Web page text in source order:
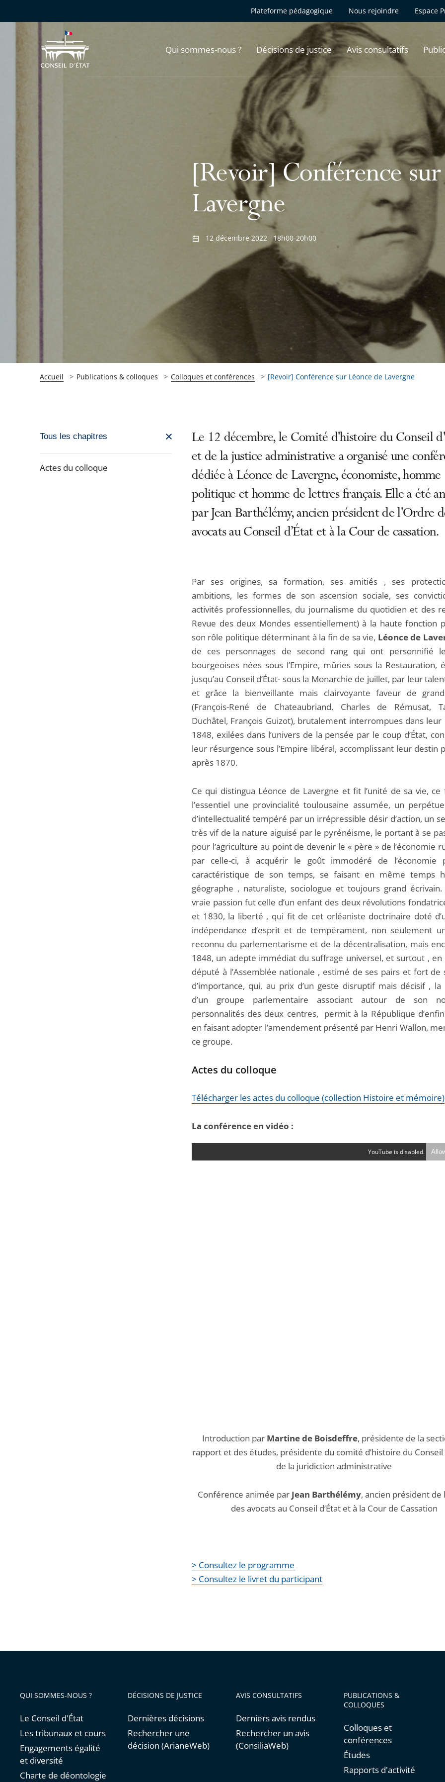
Plateforme pédagogique Nous rejoindre Espace
Qui sommes-nous ? Décisions de justice Avis consultatifs
[Revoir] Conférence
Lavergne
12 décembre 2022 18h00-20h00
Accueil Publications & colloques Colloques et conférences [Revoir] Conférence sur Léonce de Lavergne
Passer
navigation
Tous les chapitres
Actes du colloque
Le 12 décembre, le Comité d'histoire du Conseil
et de la justice administrative a organisé une
dédiée à Léonce de Lavergne, économiste, homme
politique et homme de lettres français. Elle a été
par Jean Barthélémy, ancien président de l'Ordre
avocats au Conseil d’État et à la Cour de cassation.
Par ses origines, sa formation, ses amitiés , ses
ambitions, les formes de son ascension sociale, ses
activités professionnelles, du journalisme du quotidien et des
Revue des deux Mondes essentiellement) à la haute fonction
son rôle politique déterminant à la fin de sa vie, Léonce de
de ces personnages de second rang qui ont personnifié
bourgeoises nées sous l’Empire, mûries sous la Restauration,
jusqu’au Conseil d’État- sous la Monarchie de juillet, par leur
et grâce la bienveillante mais clairvoyante faveur de
(François-René de Chateaubriand, Charles de Rémusat,
Duchâtel, François Guizot), brutalement interrompues dans leur
1848, exilées dans l’univers de la pensée par le coup d’État,
leur résurgence sous l’Empire libéral, accomplissant leur destin
après 1870.
Ce qui distingua Léonce de Lavergne et fit l’unité de sa vie,
l’essentiel une provincialité toulousaine assumée, un
d’intellectualité tempéré par un irrépressible désir d’action, un
très vif de la nature aiguisé par le pyrénéisme, le portant à se
pour l’agriculture au point de devenir le « père » de l’économie
par celle-ci, à acquérir le goût immodéré de l’économie
caractéristique de son temps, se faisant en même temps
géographe , naturaliste, sociologue et toujours grand écrivain.
vraie passion fut celle d’un enfant des deux révolutions
et 1830, la liberté , qui fit de cet orléaniste doctrinaire doté
indépendance d’esprit et de tempérament, non seulement
reconnu du parlementarisme et de la décentralisation, mais
1848, un adepte immédiat du suffrage universel, et surtout , en
député à l’Assemblée nationale , estimé de ses pairs et fort de
d’importance, qui, au prix d’un geste disruptif mais décisif , la
d’un groupe parlementaire associant autour de son
personnalités des deux centres, permit à la République
en faisant adopter l’amendement présenté par Henri Wallon,
ce groupe.
Actes du colloque
Télécharger les actes du colloque (collection Histoire et mémoire)
La conférence en vidéo :
YouTube is disabled.
Introduction par Martine de Boisdeffre, présidente de la
rapport et des études, présidente du comité d’histoire du Conseil
de la juridiction administrative
Conférence animée par Jean Barthélémy, ancien président de
des avocats au Conseil d’État et à la Cour de Cassation
> Consultez le programme
> Consultez le livret du participant
QUI SOMMES-NOUS ?
Le Conseil d'État
Les tribunaux et cours
Engagements égalité
et diversité
Charte de déontologie
DÉCISIONS DE JUSTICE
Dernières décisions
Rechercher une
décision (ArianeWeb)
AVIS CONSULTATIFS
Derniers avis rendus
Rechercher un avis
(ConsiliaWeb)
PUBLICATIONS &
COLLOQUES
Colloques et
conférences
Études
Rapports d'activité